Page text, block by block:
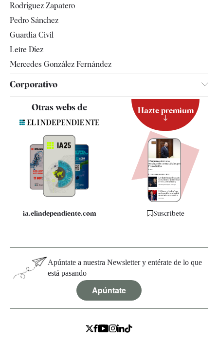
Televisión
Rodríguez Zapatero
Pedro Sánchez
Guardia Civil
Leire Díez
Mercedes González Fernández
Corporativo
Contacto
Quiénes somos
Especificaciones
Otras webs de
ia.elindependiente.com
Hazte premium
Suscríbete
Apúntate a nuestra Newsletter y entérate de lo que
está pasando
Apúntate